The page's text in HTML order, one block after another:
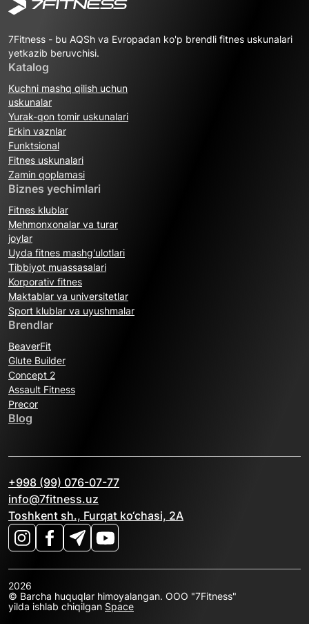
7Fitness - bu AQSh va Evropadan ko'p brendli fitnes uskunalari
yetkazib beruvchisi.
Katalog
Kuchni mashq qilish uchun
uskunalar
Yurak-qon tomir uskunalari
Erkin vaznlar
Funktsional
Fitnes uskunalari
Zamin qoplamasi
Biznes yechimlari
Fitnes klublar
Mehmonxonalar va turar
joylar
Uyda fitnes mashg'ulotlari
Tibbiyot muassasalari
Korporativ fitnes
Maktablar va universitetlar
Sport klublar va uyushmalar
Brendlar
BeaverFit
Glute Builder
Concept 2
Assault Fitness
Precor
Blog
+998 (99) 076-07-77
info@7fitness.uz
Toshkent sh., Furqat ko‘chasi, 2A
2026
© Barcha huquqlar himoyalangan. OOO "7Fitness"
yilda ishlab chiqilgan Space